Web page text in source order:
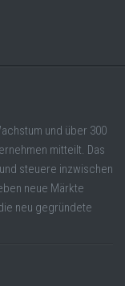
und über 300
mitteilt. Das
steuere inzwischen
neue Märkte
neu gegründete